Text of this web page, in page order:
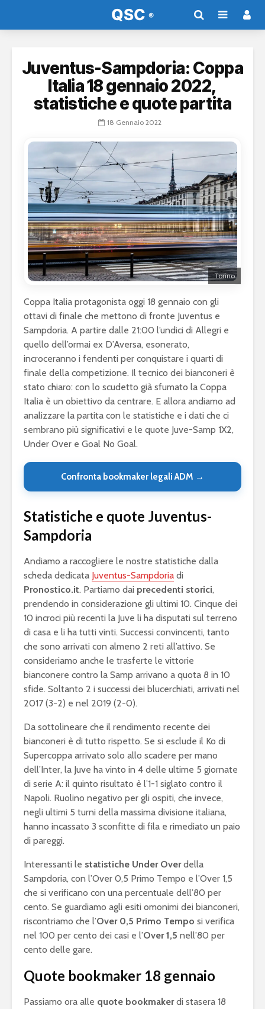
Juventus-Sampdoria: Coppa
Italia 18 gennaio 2022,
statistiche e quote partita
18 Gennaio 2022
Torino
Coppa Italia protagonista oggi 18 gennaio con gli
ottavi di finale che mettono di fronte Juventus e
Sampdoria. A partire dalle 21:00 l’undici di Allegri e
quello dell’ormai ex D’Aversa, esonerato,
incroceranno i fendenti per conquistare i quarti di
finale della competizione. Il tecnico dei bianconeri è
stato chiaro: con lo scudetto già sfumato la Coppa
Italia è un obiettivo da centrare. E allora andiamo ad
analizzare la partita con le statistiche e i dati che ci
sembrano più significativi e le quote Juve-Samp 1X2,
Under Over e Goal No Goal.
Confronta bookmaker legali ADM →
Statistiche e quote Juventus-
Sampdoria
Andiamo a raccogliere le nostre statistiche dalla
scheda dedicata Juventus-Sampdoria di
Pronostico.it. Partiamo dai precedenti storici,
prendendo in considerazione gli ultimi 10. Cinque dei
10 incroci più recenti la Juve li ha disputati sul terreno
di casa e li ha tutti vinti. Successi convincenti, tanto
che sono arrivati con almeno 2 reti all’attivo. Se
consideriamo anche le trasferte le vittorie
bianconere contro la Samp arrivano a quota 8 in 10
sfide. Soltanto 2 i successi dei blucerchiati, arrivati nel
2017 (3-2) e nel 2019 (2-0).
Da sottolineare che il rendimento recente dei
bianconeri è di tutto rispetto. Se si esclude il Ko di
Supercoppa arrivato solo allo scadere per mano
dell’Inter, la Juve ha vinto in 4 delle ultime 5 giornate
di serie A: il quinto risultato è l’1-1 siglato contro il
Napoli. Ruolino negativo per gli ospiti, che invece,
negli ultimi 5 turni della massima divisione italiana,
hanno incassato 3 sconfitte di fila e rimediato un paio
di pareggi.
Interessanti le statistiche Under Overdella
Sampdoria, con l’Over 0,5 Primo Tempo e l’Over 1,5
che si verificano con una percentuale dell’80 per
cento. Se guardiamo agli esiti omonimi dei bianconeri,
riscontriamo che l’Over 0,5 Primo Tempo si verifica
nel 100 per cento dei casi e l’Over 1,5 nell’80 per
cento delle gare.
Quote bookmaker 18 gennaio
Passiamo ora alle quote bookmakerdi stasera 18